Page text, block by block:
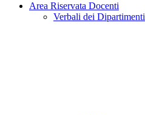
Area Riservata Docenti
Verbali dei Dipartimenti